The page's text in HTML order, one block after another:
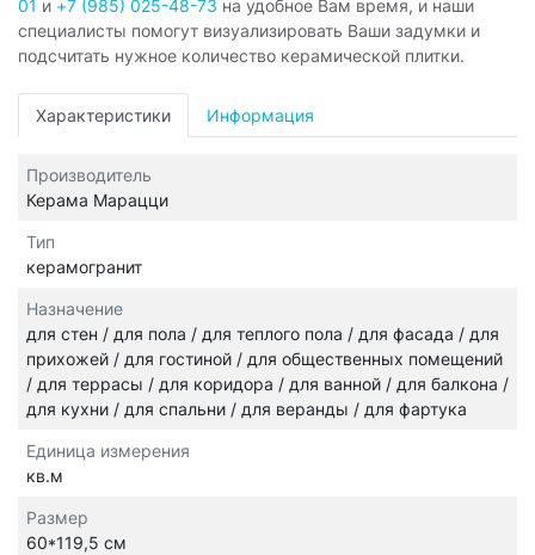
01 и +7 (985) 025-48-73 на удобное Вам время, и наши
специалисты помогут визуализировать Ваши задумки и
подсчитать нужное количество керамической плитки.
Характеристики Информация
Производитель
Керама Марацци
Тип
керамогранит
Назначение
для стен / для пола / для теплого пола / для фасада / для
прихожей / для гостиной / для общественных помещений
/ для террасы / для коридора / для ванной / для балкона /
для кухни / для спальни / для веранды / для фартука
Единица измерения
кв.м
Размер
60*119,5 см